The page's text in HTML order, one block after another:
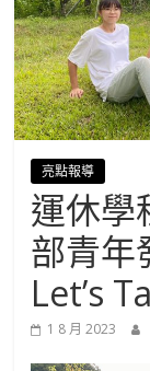
仁
大
學-
進
修
部
亮點報導
運休學
部青年
Let’s
1 8 月 2023